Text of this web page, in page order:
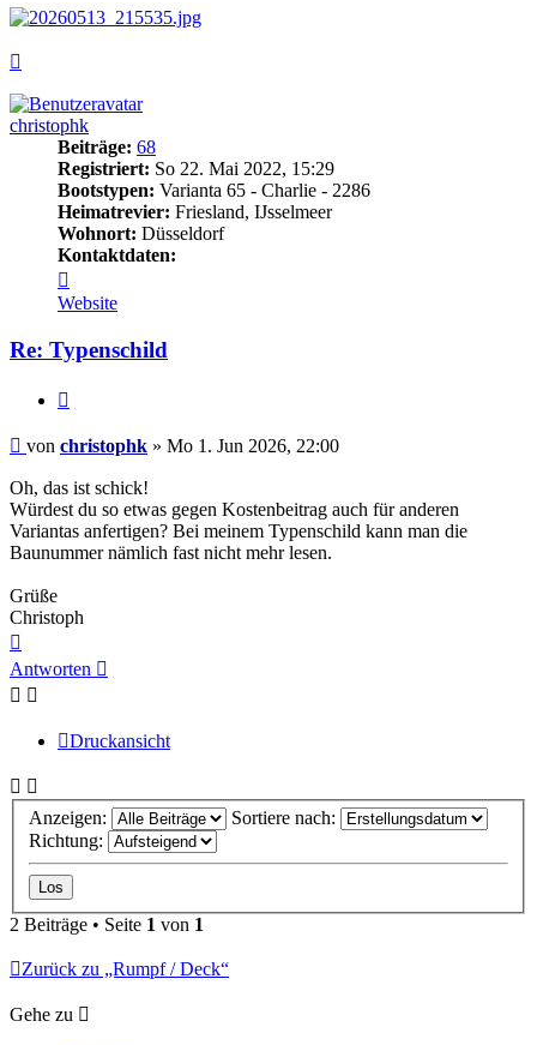
christophk
Beiträge: 68
Registriert: So 22. Mai 2022, 15:29
Bootstypen: Varianta 65 - Charlie - 2286
Heimatrevier: Friesland, IJsselmeer
Wohnort: Düsseldorf
Kontaktdaten:
von
christophk
Website
Re: Typenschild
Ungelesener
von christophk » Mo 1. Jun 2026, 22:00
Oh, das ist schick!
Würdest du so etwas gegen Kostenbeitrag auch für anderen
Variantas anfertigen? Bei meinem Typenschild kann man die
Baunummer nämlich fast nicht mehr lesen.
Grüße
Christoph
oben
Antworten
Druckansicht
Anzeigen:
Sortiere nach:
Richtung:
2 Beiträge • Seite 1 von 1
Zurück zu „Rumpf / Deck“
Gehe zu